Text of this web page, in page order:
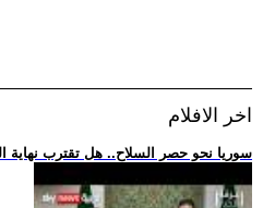
اخر الافلام
.. سوريا نحو حصر السلاح.. هل تقترب نهاية